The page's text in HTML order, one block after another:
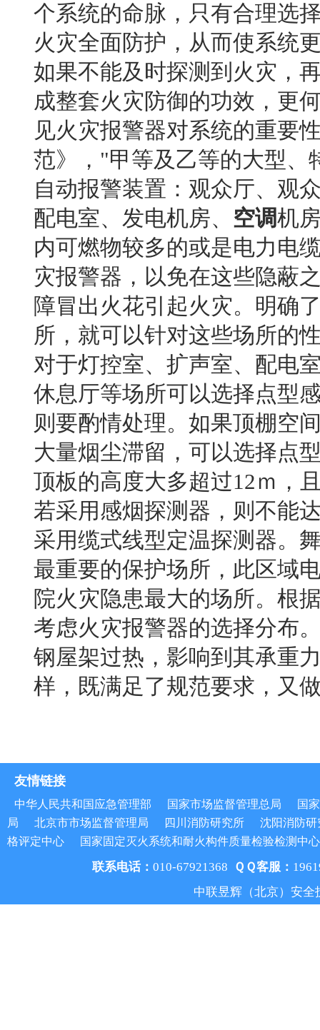
个系统的命脉，只有合理选
火灾全面防护，从而使系统
如果不能及时探测到火灾，
成整套火灾防御的功效，更
见火灾报警器对系统的重要
范》，"甲等及乙等的大型、
自动报警装置：观众厅、观
配电室、发电机房、 空调机
内可燃物较多的或是电力电
灾报警器，以免在这些隐蔽
障冒出火花引起火灾。明确
所，就可以针对这些场所的
对于灯控室、扩声室、配电
休息厅等场所可以选择点型
则要酌情处理。如果顶棚空
大量烟尘滞留，可以选择点
顶板的高度大多超过12ｍ，
若采用感烟探测器，则不能
采用缆式线型定温探测器。
最重要的保护场所，此区域
院火灾隐患最大的场所。根
考虑火灾报警器的选择分布
钢屋架过热，影响到其承重
样，既满足了规范要求，又
友情链接
中华人民共和国应急管理部 国家市场监督管理总局
国
局
北京市市场监督管理局 四川消防研究所
沈阳消防研
格评定中心
国家固定灭火系统和耐火构件质量检验检测中心
联系电话： 010-67921368 ＱＱ客服：
中联昱辉（北京）安